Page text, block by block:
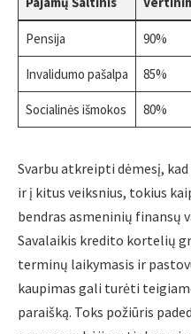
Pensija 90%
Invalidumo pašalpa 85%
Socialinės išmokos 80%
Svarbu atkreipti dėmesį,
ir į kitus veiksnius, tokius
bendras asmeninių finansų
Savalaikis kredito kortelių
terminų laikymasis ir
kaupimas gali turėti
paraišką. Toks požiūris